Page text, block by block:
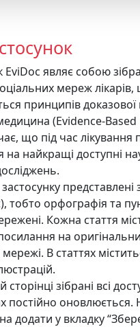
EviDoc являє собою
мереж
принципів
(Evidence-
що під час лікування
на найкращі доступні
застосунку
тобто орфографія та
Кожна стаття
на
мережі. В статтях
сторінці зібрані всі
постійно оновлюється.
додати у вкладку